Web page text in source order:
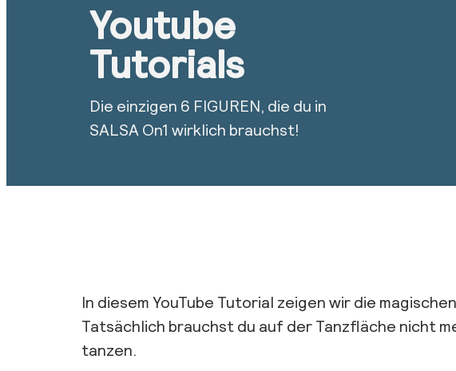
Youtube
Tutorials
Die einzigen 6 FIGUREN, die du in
SALSA On1 wirklich brauchst!
In diesem YouTube Tutorial zeigen wir die
Tatsächlich brauchst du auf der Tanzfläche nicht
tanzen.